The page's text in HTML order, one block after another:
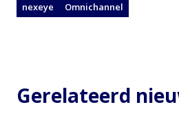
nexeye Omnichannel
Gerelateerd